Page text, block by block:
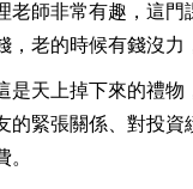
老師非常有趣，這
，老的時候有錢沒力
是天上掉下來的禮
的緊張關係、對投